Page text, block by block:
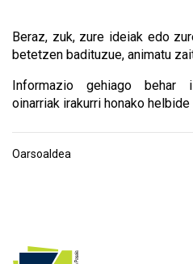
Beraz, zuk, zure ideiak edo
betetzen badituzue, animatu
Informazio gehiago behar
oinarriak irakurri honako helbide
Oarsoaldea